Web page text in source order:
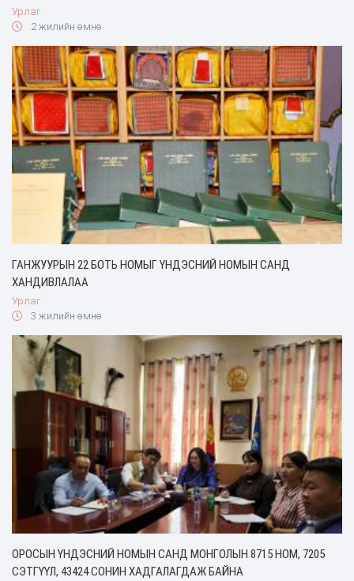
Урлаг
2 жилийн өмнө
ГАНЖУУРЫН 22 БОТЬ НОМЫГ ҮНДЭСНИЙ НОМЫН САНД
ХАНДИВЛАЛАА
Урлаг
3 жилийн өмнө
ОРОСЫН ҮНДЭСНИЙ НОМЫН САНД МОНГОЛЫН 8715 НОМ, 7205
СЭТГҮҮЛ, 43424 СОНИН ХАДГАЛАГДАЖ БАЙНА